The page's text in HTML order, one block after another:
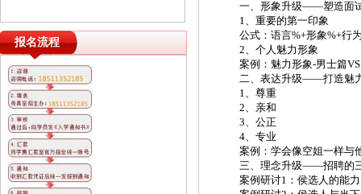
报名流程
一、形象升级——塑造面
1、重要的第一印象
公式：语言%+形象%+行
2、个人魅力形象
案例：魅力形象-男士篇
二、表达升级——打造魅
1、尊重
2、亲和
3、公正
4、专业
案例：学会像空姐一样与
三、理念升级——招聘的
案例研讨1：侯选人的能